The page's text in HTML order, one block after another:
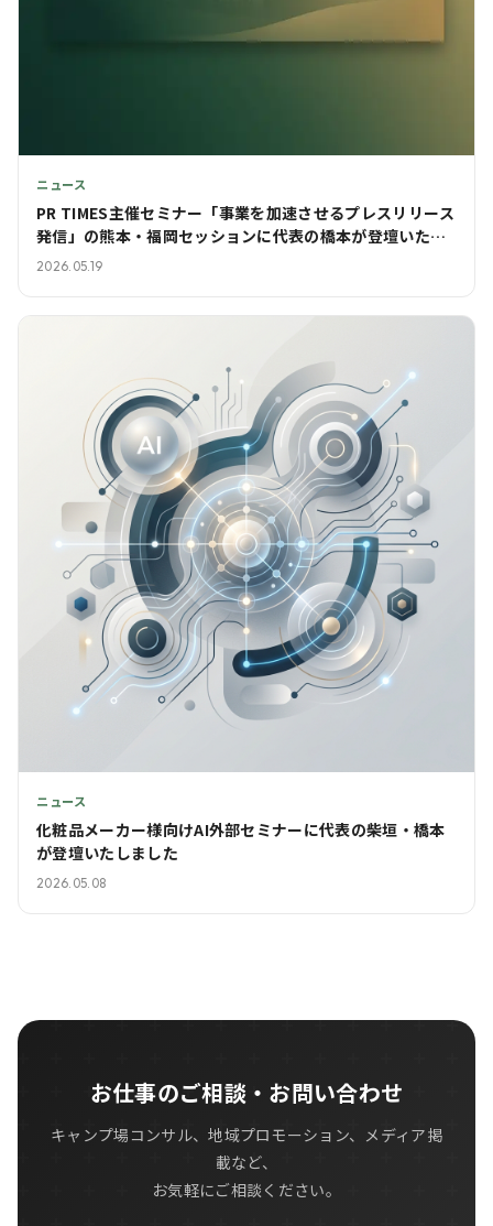
ニュース
PR TIMES主催セミナー「事業を加速させるプレスリリース
発信」の熊本・福岡セッションに代表の橋本が登壇いたし
ました
2026.05.19
ニュース
化粧品メーカー様向けAI外部セミナーに代表の柴垣・橋本
が登壇いたしました
2026.05.08
お仕事のご相談・お問い合わせ
キャンプ場コンサル、地域プロモーション、メディア掲
載など、
お気軽にご相談ください。